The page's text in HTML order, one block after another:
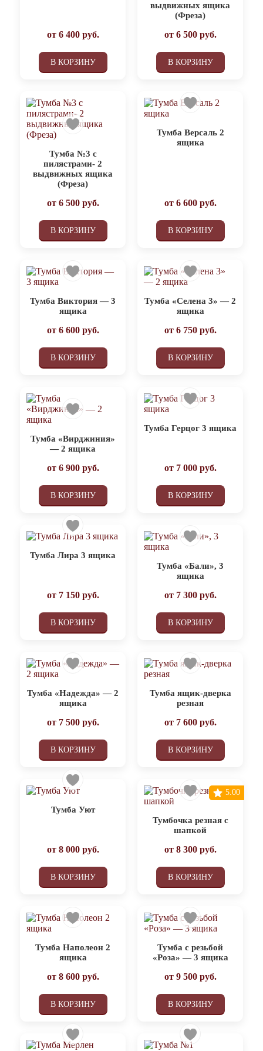
от 6 400руб.
В КОРЗИНУ
выдвижных ящика
(Фреза)
от 6 500руб.
В КОРЗИНУ
Тумба №3 с
пилястрами- 2
выдвижных ящика
(Фреза)
от 6 500руб.
В КОРЗИНУ
Тумба Версаль 2
ящика
от 6 600руб.
В КОРЗИНУ
Тумба Виктория — 3
ящика
от 6 600руб.
В КОРЗИНУ
Тумба «Селена 3» — 2
ящика
от 6 750руб.
В КОРЗИНУ
Тумба «Вирджиния»
— 2 ящика
от 6 900руб.
В КОРЗИНУ
Тумба Герцог 3 ящика
от 7 000руб.
В КОРЗИНУ
Тумба Лира 3 ящика
от 7 150руб.
В КОРЗИНУ
Тумба «Бали», 3
ящика
от 7 300руб.
В КОРЗИНУ
Тумба «Надежда» — 2
ящика
от 7 500руб.
В КОРЗИНУ
Тумба ящик-дверка
резная
от 7 600руб.
В КОРЗИНУ
Тумба Уют
от 8 000руб.
В КОРЗИНУ
Тумбочка резная с
шапкой
от 8 300руб.
В КОРЗИНУ
5.00
Тумба Наполеон 2
ящика
от 8 600руб.
В КОРЗИНУ
Тумба с резьбой
«Роза» — 3 ящика
от 9 500руб.
В КОРЗИНУ